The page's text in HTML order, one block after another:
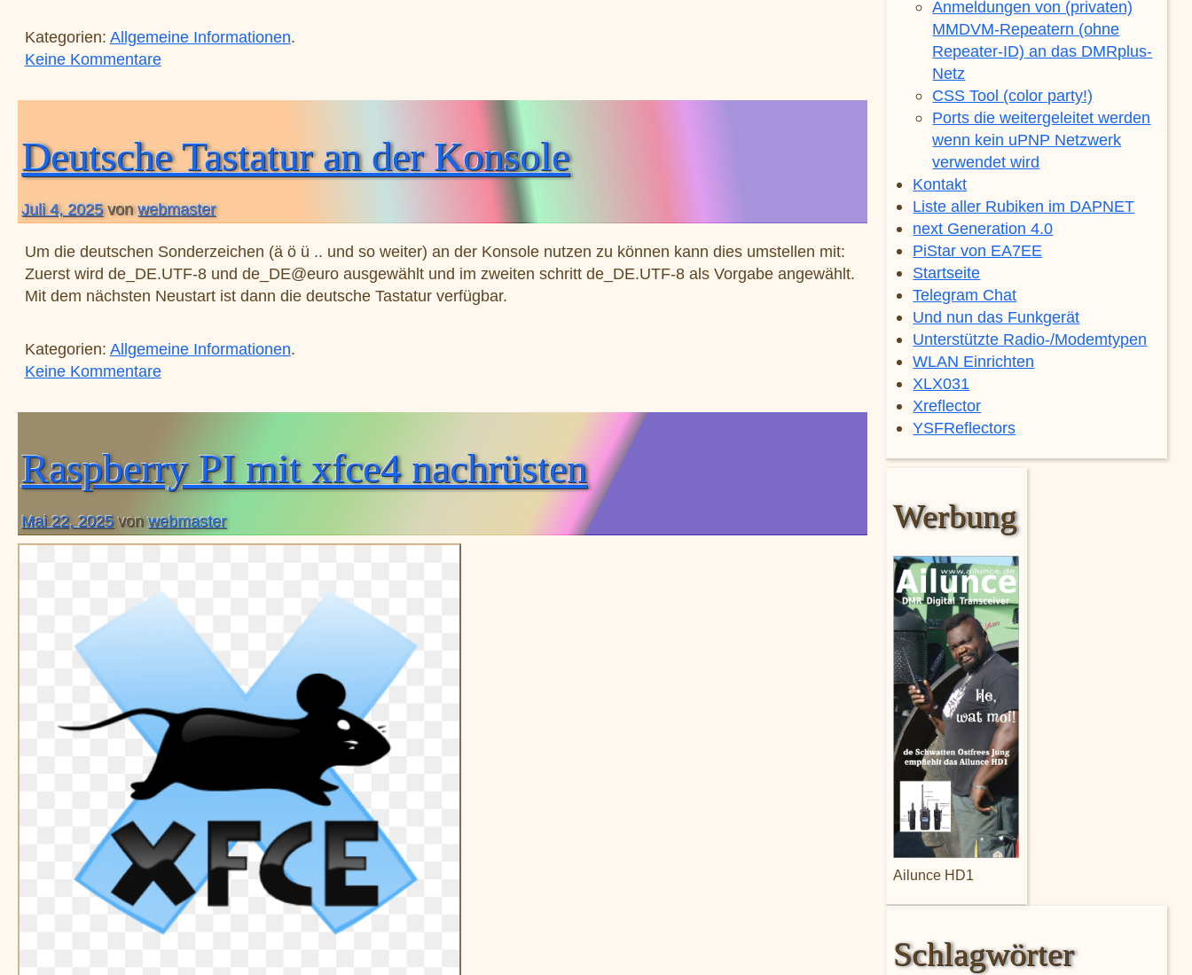
Kategorien: Allgemeine Informationen.
Keine Kommentarezu Update PiStar vom 20. Februar und das Display
Deutsche Tastatur an der Konsole
Juli 4, 2025 vonwebmaster
Um die deutschen Sonderzeichen (ä ö ü .. und so weiter) an der Konsole nutzen zu können kann dies umstellen mit:
Zuerst wird de_DE.UTF-8 und de_DE@euro ausgewählt und im zweiten schritt de_DE.UTF-8 als Vorgabe angewählt.
Mit dem nächsten Neustart ist dann die deutsche Tastatur verfügbar.
Kategorien: Allgemeine Informationen.
Keine Kommentarezu Deutsche Tastatur an der Konsole
Raspberry PI mit xfce4 nachrüsten
Mai 22, 2025 vonwebmaster
Anmeldungen von (privaten)
MMDVM-Repeatern (ohne
Repeater-ID) an das DMRplus-
Netz
CSS Tool (color party!)
Ports die weitergeleitet werden
wenn kein uPNP Netzwerk
verwendet wird
Kontakt
Liste aller Rubiken im DAPNET
next Generation 4.0
PiStar von EA7EE
Startseite
Telegram Chat
Und nun das Funkgerät
Unterstützte Radio-/Modemtypen
WLAN Einrichten
XLX031
Xreflector
YSFReflectors
Werbung
Ailunce HD1
Schlagwörter